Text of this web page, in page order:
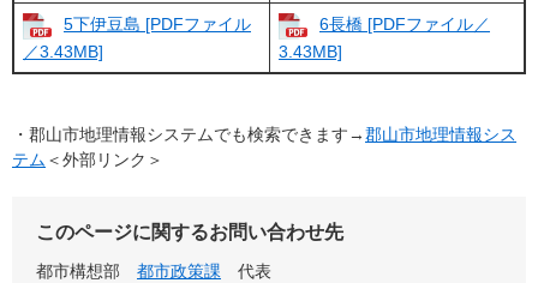
5下伊豆島 [PDFファイル
／3.43MB]
6長橋 [PDFファイル／
3.43MB]
・郡山市地理情報システムでも検索できます→郡山市地理情報シス
テム ＜外部リンク＞
このページに関するお問い合わせ先
都市構想部 都市政策課
代表